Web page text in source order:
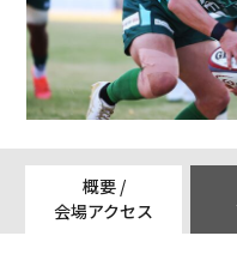
概要 /
会場アクセス